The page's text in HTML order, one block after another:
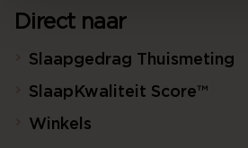
Direct naar
Slaapgedrag Thuismeting
SlaapKwaliteit Score™
Winkels